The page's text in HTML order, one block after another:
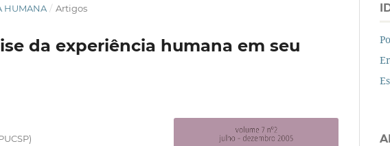
HUMANA / Artigos
da experiência humana em seu